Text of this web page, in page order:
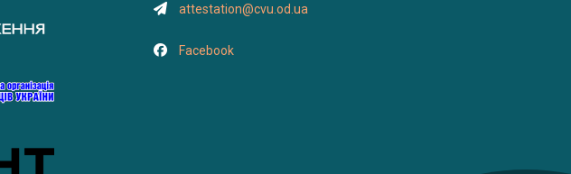
attestation@cvu.od.ua
Facebook